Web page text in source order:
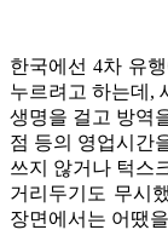
한국에선4차 유
누르려고 하는데,
생명을 걸고 방역
점 등의 영업시간
쓰지 않거나 턱스
거리두기도 무시
장면에서는 어땠